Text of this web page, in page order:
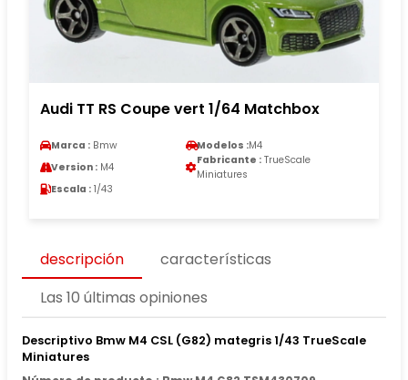
Audi TT RS Coupe vert 1/64 Matchbox
Marca : Bmw Modelos :M4
Version : M4
Fabricante : TrueScale
Miniatures
Escala : 1/43
descripción
características
Las 10 últimas opiniones
Descriptivo Bmw M4 CSL (G82) mategris 1/43 TrueScale
Miniatures